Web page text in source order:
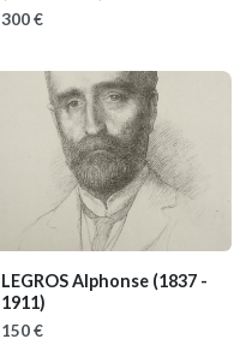
300 €
LEGROS Alphonse (1837 -
1911)
150 €